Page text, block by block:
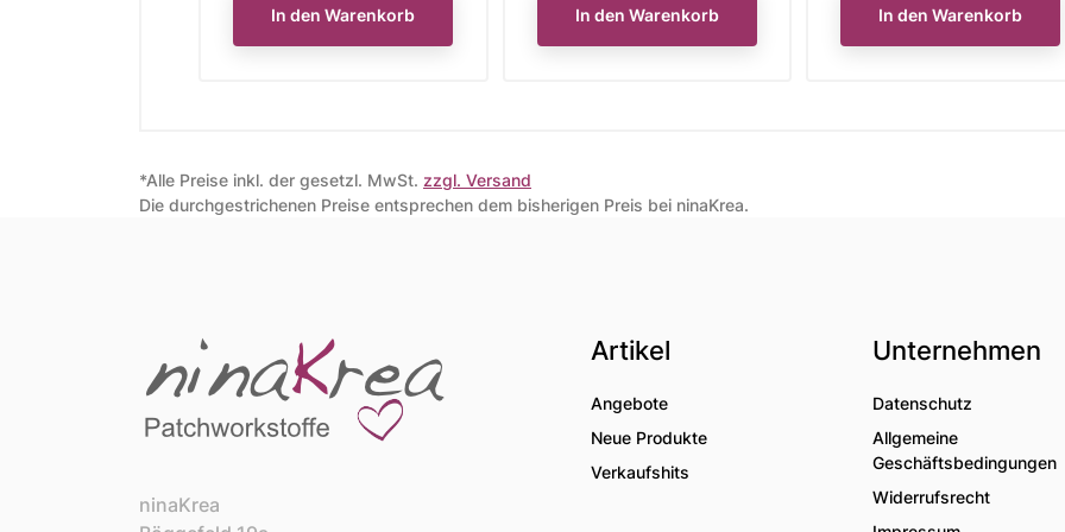
In den Warenkorb In den Warenkorb In den Warenkorb
*Alle Preise inkl. der gesetzl. MwSt. zzgl. Versand
Die durchgestrichenen Preise entsprechen dem bisherigen Preis bei ninaKrea.
ninaKrea
Artikel
Angebote
Neue Produkte
Verkaufshits
Unternehmen
Datenschutz
Allgemeine
Geschäftsbedingungen
Widerrufsrecht